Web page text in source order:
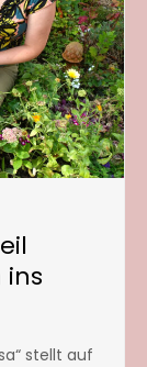
stellt auf